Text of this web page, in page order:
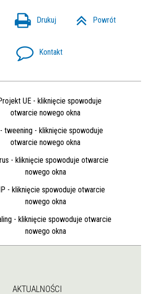
Drukuj Powrót
Kontakt
AKTUALNOŚCI